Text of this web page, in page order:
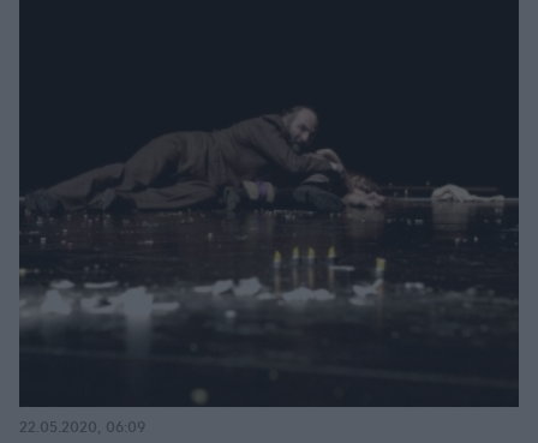
22.05.2020, 06:09